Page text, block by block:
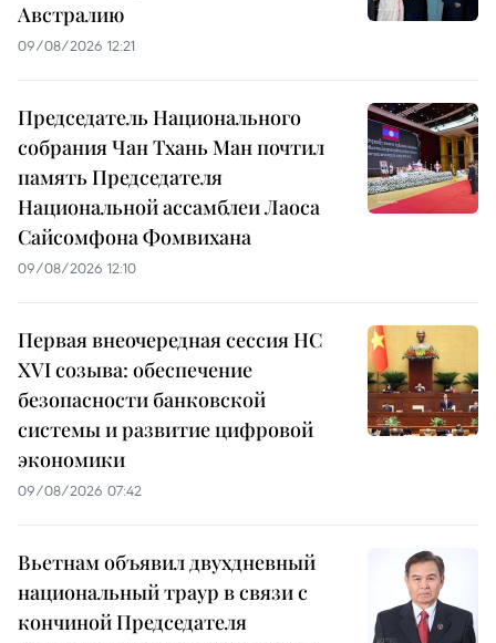
Австралию
09/08/2026 12:21
Председатель Национального
собрания Чан Тхань Ман почтил
память Председателя
Национальной ассамблеи Лаоса
Сайсомфона Фомвихана
09/08/2026 12:10
Первая внеочередная сессия НС
XVI созыва: обеспечение
безопасности банковской
системы и развитие цифровой
экономики
09/08/2026 07:42
Вьетнам объявил двухдневный
национальный траур в связи с
кончиной Председателя